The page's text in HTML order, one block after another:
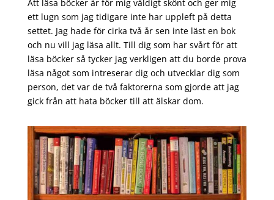
Att läsa böcker är för mig väldigt skönt och ger mig
ett lugn som jag tidigare inte har uppleft på detta
settet. Jag hade för cirka två år sen inte läst en bok
och nu vill jag läsa allt. Till dig som har svårt för att
läsa böcker så tycker jag verkligen att du borde prova
läsa något som intreserar dig och utvecklar dig som
person, det var de två faktorerna som gjorde att jag
gick från att hata böcker till att älskar dom.